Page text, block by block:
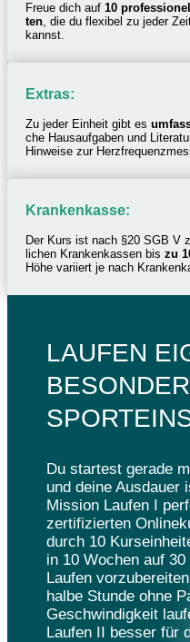
Freue dich auf 10
ten , die du flexi­bel zu jeder
kannst.
Extras:
Zu jeder Einheit gibt es
che Haus­auf­ga­ben und
Hinweise zur
Kran­ken­kasse:
Der Kurs ist nach §20 SGB V
li­chen Kran­ken­kas­sen bis zu
Höhe vari­iert je nach
LAUFEN
Du star­test gerade
und deine Ausdauer
Mission Laufen I
zerti­fi­zier­ten
durch 10
in 10 Wochen auf
Laufen
halbe Stunde ohne
Geschwin­dig­keit
Laufen II besser für